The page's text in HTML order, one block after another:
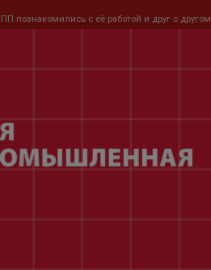
познакомились с её работой и друг с другом